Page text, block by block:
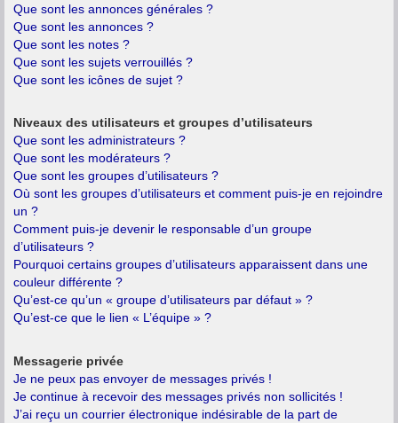
Que sont les annonces générales ?
Que sont les annonces ?
Que sont les notes ?
Que sont les sujets verrouillés ?
Que sont les icônes de sujet ?
Niveaux des utilisateurs et groupes d’utilisateurs
Que sont les administrateurs ?
Que sont les modérateurs ?
Que sont les groupes d’utilisateurs ?
Où sont les groupes d’utilisateurs et comment puis-je en rejoindre
un ?
Comment puis-je devenir le responsable d’un groupe
d’utilisateurs ?
Pourquoi certains groupes d’utilisateurs apparaissent dans une
couleur différente ?
Qu’est-ce qu’un « groupe d’utilisateurs par défaut » ?
Qu’est-ce que le lien « L’équipe » ?
Messagerie privée
Je ne peux pas envoyer de messages privés !
Je continue à recevoir des messages privés non sollicités !
J’ai reçu un courrier électronique indésirable de la part de